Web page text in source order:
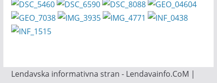
Lendavska informativna stran - Lendavainfo.CoM |